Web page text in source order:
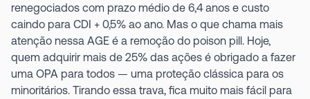
renegociados com prazo médio de 6,4 anos e custo
caindo para CDI + 0,5% ao ano. Mas o que chama mais
atenção nessa AGE é a remoção do poison pill. Hoje,
quem adquirir mais de 25% das ações é obrigado a fazer
uma OPA para todos — uma proteção clássica para os
minoritários. Tirando essa trava, fica muito mais fácil para